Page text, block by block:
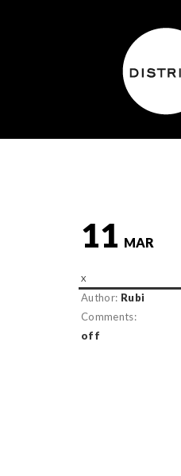
11 MAR
Author: Rubi
Comments:
off